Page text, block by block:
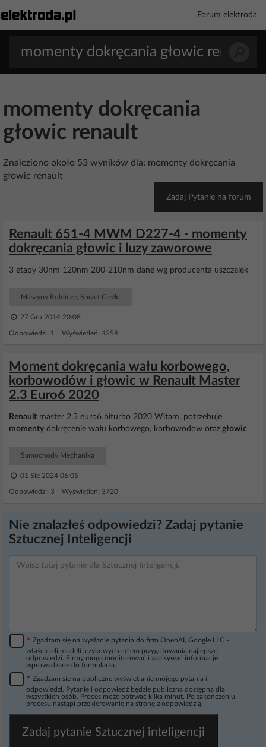
Forum elektroda
momenty dokręcania
głowic renault
Znaleziono około 53 wyników dla: momenty dokręcania
głowic renault
Zadaj Pytanie na forum
Renault 651-4 MWM D227-4 - momenty
dokręcania głowic i luzy zaworowe
3 etapy 30nm 120nm 200-210nm dane wg producenta uszczelek
Maszyny Rolnicze, Sprzęt Ciężki
27 Gru 2014 20:08
Odpowiedzi: 1 Wyświetleń: 4254
Moment dokręcania wału korbowego,
korbowodów i głowic w Renault Master
2.3 Euro6 2020
Renault master 2.3 euro6 biturbo 2020 Witam, potrzebuje
momenty dokręcenie wału korbowego, korbowodow oraz głowic
Samochody Mechanika
01 Sie 2024 06:05
Odpowiedzi: 3 Wyświetleń: 3720
Nie znalazłeś odpowiedzi? Zadaj pytanie
Sztucznej Inteligencji
* Zgadzam się na wysłanie pytania do firm OpenAI, Google LLC -
właścicieli modeli językowych celem przygotowania najlepszej
odpowiedzi. Firmy mogą monitorować i zapisywać informacje
wprowadzane do formularza.
* Zgadzam się na publiczne wyświetlanie mojego pytania i
odpowiedzi. Pytanie i odpowiedź będzie publiczna dostępna dla
wszystkich osób. Proces może potrwać kilka minut. Po zakończeniu
procesu nastąpi przekierowanie na stronę z odpowiedzią.
Zadaj pytanie Sztucznej inteligencji